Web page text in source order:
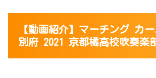
【動画紹介】マーチング カ
別府 2021 京都橘高校吹奏楽